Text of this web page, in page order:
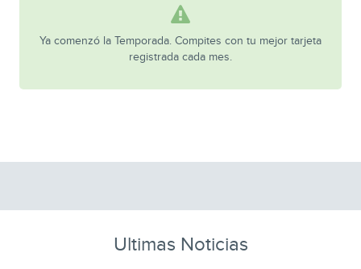
Ya comenzó la Temporada. Compites con tu mejor tarjeta
registrada cada mes.
Ultimas Noticias